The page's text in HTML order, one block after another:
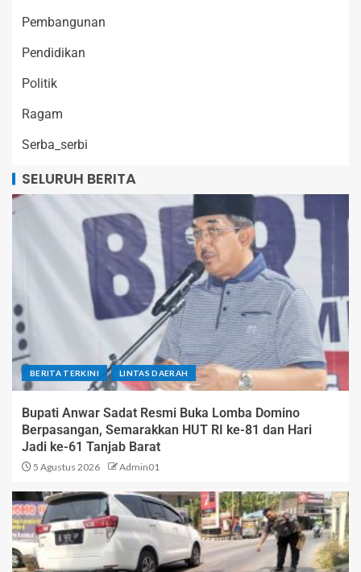
Pembangunan
Pendidikan
Politik
Ragam
Serba_serbi
SELURUH BERITA
BERITA TERKINI LINTAS DAERAH
Bupati Anwar Sadat Resmi Buka Lomba Domino
Berpasangan, Semarakkan HUT RI ke-81 dan Hari
Jadi ke-61 Tanjab Barat
5 Agustus 2026 Admin01